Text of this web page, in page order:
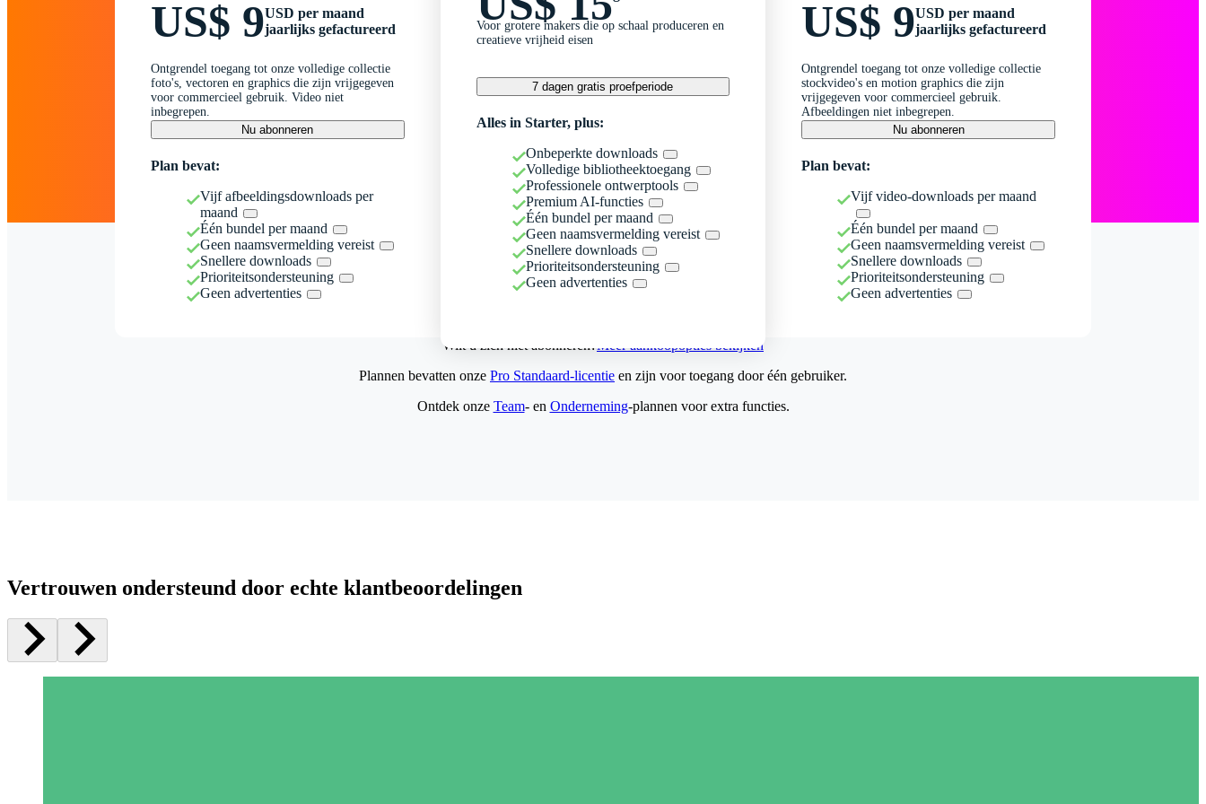
US$ 9USD per maand
jaarlijks gefactureerd
Ontgrendel toegang tot onze volledige collectie
foto's, vectoren en graphics die zijn vrijgegeven
voor commercieel gebruik. Video niet
inbegrepen.
Nu abonneren
Plan bevat:
Vijf afbeeldingsdownloads per
maand
Één bundel per maand
Geen naamsvermelding vereist
Snellere downloads
Prioriteitsondersteuning
Geen advertenties
Voor grotere makers die op schaal produceren en
creatieve vrijheid eisen
7 dagen gratis proefperiode
Alles in Starter, plus:
Onbeperkte downloads
Volledige bibliotheektoegang
Professionele ontwerptools
Premium AI-functies
Één bundel per maand
Geen naamsvermelding vereist
Snellere downloads
Prioriteitsondersteuning
Geen advertenties
US$ 9USD per maand
jaarlijks gefactureerd
Ontgrendel toegang tot onze volledige collectie
stockvideo's en motion graphics die zijn
vrijgegeven voor commercieel gebruik.
Afbeeldingen niet inbegrepen.
Nu abonneren
Plan bevat:
Vijf video-downloads per maand
Één bundel per maand
Geen naamsvermelding vereist
Snellere downloads
Prioriteitsondersteuning
Geen advertenties
Wilt u zich niet abonneren?Meer aankoopopties bekijken
Plannen bevatten onze Pro Standaard-licentie en zijn voor toegang door één gebruiker.
Ontdek onze Team- en Onderneming-plannen voor extra functies.
Vertrouwen ondersteund door echte klantbeoordelingen